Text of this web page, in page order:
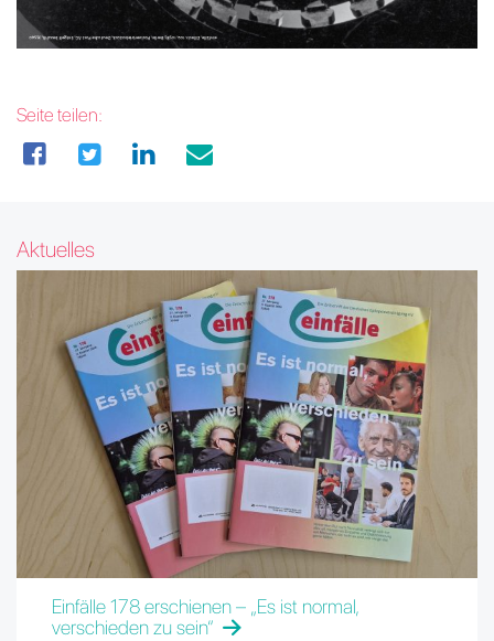
Seite teilen:
Aktuelles
Einfälle 178 erschienen – „Es ist normal,
verschieden zu sein“